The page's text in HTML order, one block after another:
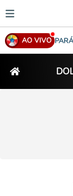
AO VIVO PARÁ